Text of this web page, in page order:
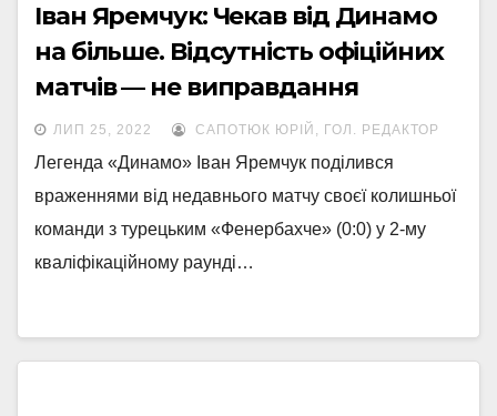
Іван Яремчук: Чекав від Динамо
на більше. Відсутність офіційних
матчів — не виправдання
ЛИП 25, 2022 САПОТЮК ЮРІЙ, ГОЛ. РЕДАКТОР
Легенда «Динамо» Іван Яремчук поділився
враженнями від недавнього матчу своєї колишньої
команди з турецьким «Фенербахче» (0:0) у 2-му
кваліфікаційному раунді…